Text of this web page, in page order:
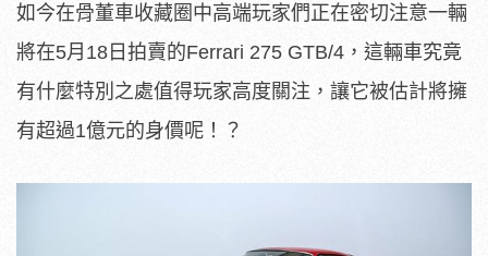
如今在骨董車收藏圈中高端玩家們正在密切注意一輛
將在5月18日拍賣的Ferrari 275 GTB/4，這輛車究竟
有什麼特別之處值得玩家高度關注，讓它被估計將擁
有超過1億元的身價呢！？